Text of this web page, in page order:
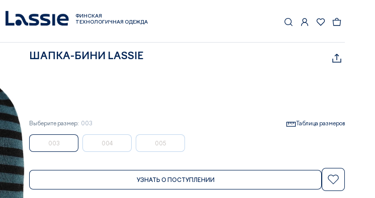
ФИНСКАЯ
ТЕХНОЛОГИЧНАЯ ОДЕЖДА
ШАПКА-БИНИ LASSIE
Выберите размер: 003 Таблица размеров
003 004 005
УЗНАТЬ О ПОСТУПЛЕНИИ